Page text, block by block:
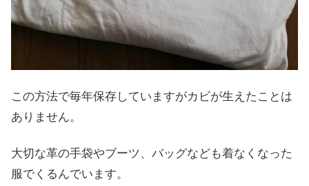
この方法で毎年保存していますがカビが生えたことは
ありません。
大切な革の手袋やブーツ、バッグなども着なくなった
服でくるんでいます。